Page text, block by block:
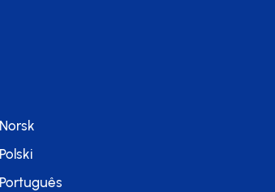
Norsk
Polski
Português